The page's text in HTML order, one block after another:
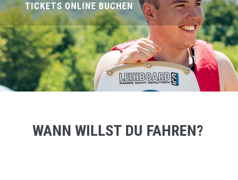
TICKETS ONLINE BUCHEN
WANN WILLST DU FAHREN?